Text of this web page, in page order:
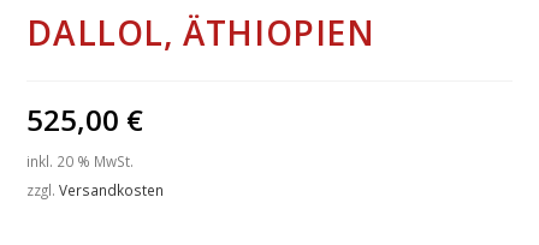
DALLOL, ÄTHIOPIEN
525,00 €
inkl. 20 % MwSt.
zzgl.Versandkosten